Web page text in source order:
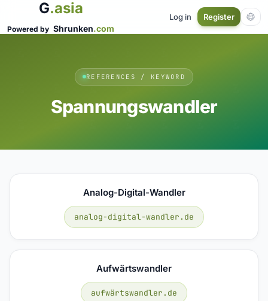
G.asia
Powered by Shrunken.com
Log in Register
REFERENCES / KEYWORD
Spannungswandler
Analog-Digital-Wandler
analog-digital-wandler.de
Aufwärtswandler
aufwärtswandler.de